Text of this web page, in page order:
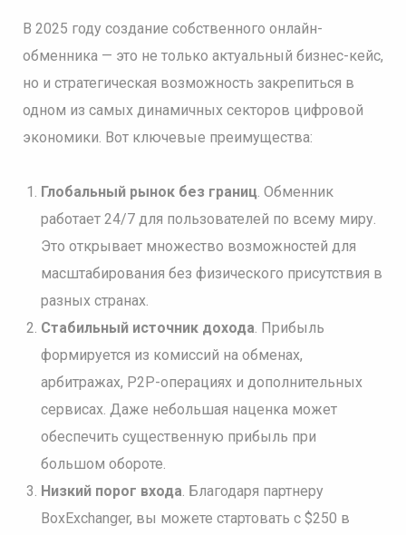
В 2025 году создание собственного онлайн-
обменника — это не только актуальный бизнес-кейс,
но и стратегическая возможность закрепиться в
одном из самых динамичных секторов цифровой
экономики. Вот ключевые преимущества:
Глобальный рынок без границ. Обменник
работает 24/7 для пользователей по всему миру.
Это открывает множество возможностей для
масштабирования без физического присутствия в
разных странах.
Стабильный источник дохода . Прибыль
формируется из комиссий на обменах,
арбитражах, P2P-операциях и дополнительных
сервисах. Даже небольшая наценка может
обеспечить существенную прибыль при
большом обороте.
Низкий порог входа . Благодаря партнеру
BoxExchanger, вы можете стартовать с $250 в